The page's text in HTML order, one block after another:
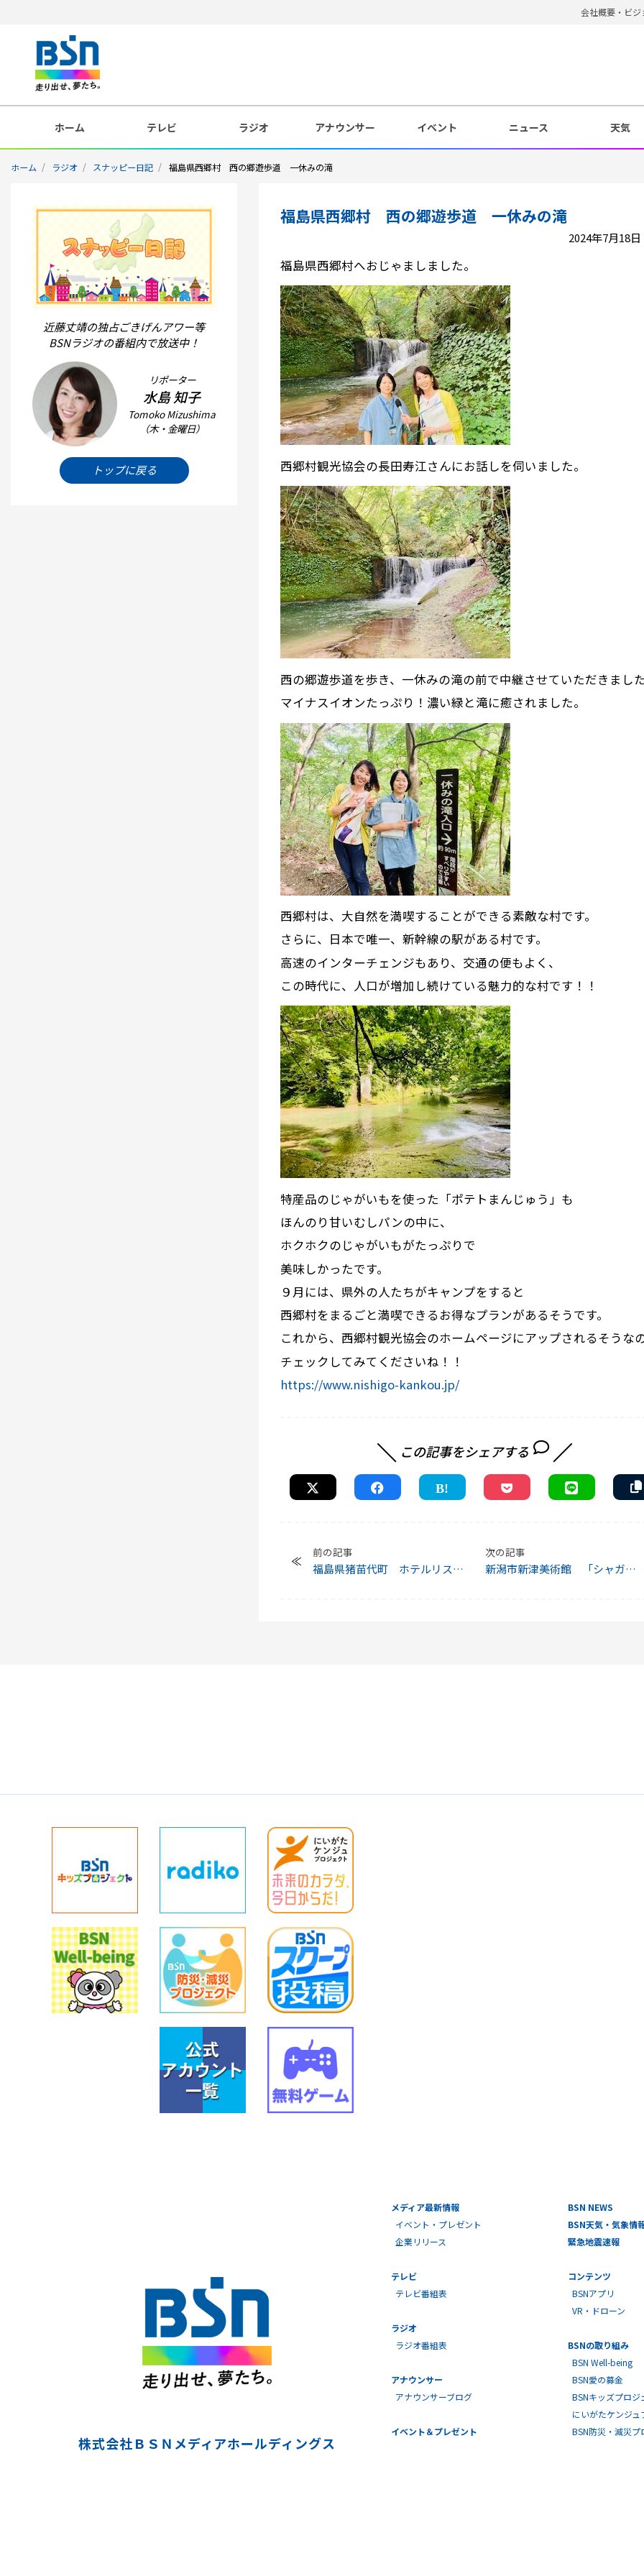
会社概要・ビジ
ホーム テレビ ラジオ アナウンサー イベント ニュース 天気
ホーム ラジオ スナッピー日記 福島県西郷村 西の郷遊歩道 一休みの滝
近藤丈靖の独占ごきげんアワー等
BSNラジオの番組内で放送中！
リポーター
水島 知子
Tomoko Mizushima
（木・金曜日）
トップに戻る
福島県西郷村 西の郷遊歩道 一休みの滝
2024年7月18日
福島県西郷村へおじゃましました。
西郷村観光協会の長田寿江さんにお話しを伺いました。
西の郷遊歩道を歩き、一休みの滝の前で中継させていただきまし
マイナスイオンたっぷり！濃い緑と滝に癒されました。
西郷村は、大自然を満喫することができる素敵な村です。
さらに、日本で唯一、新幹線の駅がある村です。
高速のインターチェンジもあり、交通の便もよく、
この時代に、人口が増加し続けている魅力的な村です！！
特産品のじゃがいもを使った「ポテトまんじゅう」も
ほんのり甘いむしパンの中に、
ホクホクのじゃがいもがたっぷりで
美味しかったです。
９月には、県外の人たちがキャンプをすると
西郷村をまるごと満喫できるお得なプランがあるそうです。
これから、西郷村観光協会のホームページにアップされるそうな
チェックしてみてくださいね！！
https://www.nishigo-kankou.jp/
この記事をシェアする
前の記事
福島県猪苗代町 ホテルリステ
次の記事
新潟市新津美術館 「シャガー
株式会社ＢＳＮメディアホールディングス
メディア最新情報
イベント・プレゼント
企業リリース
テレビ
テレビ番組表
ラジオ
ラジオ番組表
アナウンサー
アナウンサーブログ
イベント＆プレゼント
BSN NEWS
BSN天気・気象情
緊急地震速報
コンテンツ
BSNアプリ
VR・ドローン
BSNの取り組み
BSN Well-being
BSN愛の募金
BSNキッズプロジ
にいがたケンジ
BSN防災・減災プ